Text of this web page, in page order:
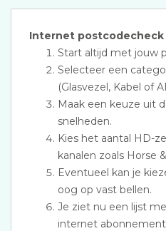
Internet postcodecheck
Start altijd met jouw
Selecteer een
(Glasvezel, Kabel of
Maak een keuze uit
snelheden.
Kies het aantal HD-
kanalen zoals Horse
Eventueel kan je
oog op vast bellen.
Je ziet nu een lijst
internet